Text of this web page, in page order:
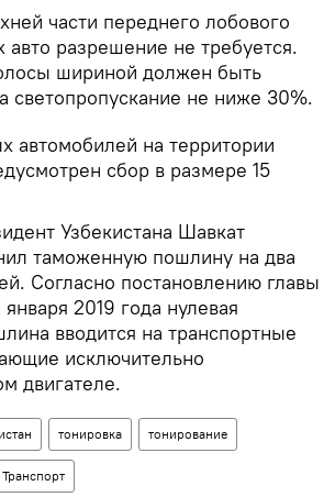
части переднего лобового
авто разрешение не требуется.
шириной должен быть
светопропускание не ниже 30%.
автомобилей на территории
сбор в размере 15
Узбекистана Шавкат
таможенную пошлину на два
Согласно постановлению главы
января 2019 года нулевая
вводится на транспортные
исключительно
двигателе.
тонировка тонирование
Транспорт